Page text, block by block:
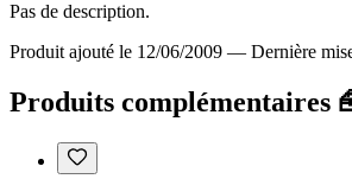
Pas de description.
Produit ajouté le 12/06/2009 — Dernière
Produits complémentaires